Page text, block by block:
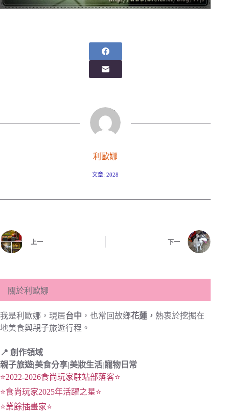
利歐娜
文章: 2028
上一 下一
關於利歐娜
我是利歐娜，現居台中 ，也常回故鄉花蓮， 熱衷於挖掘在
地美食與親子旅遊行程。
📍 創作領域
親子旅遊|美食分享|美妝生活|寵物日常
⭐2022-2026食尚玩家駐站部落客⭐
⭐食尚玩家2025年活躍之星⭐
⭐業餘插畫家⭐